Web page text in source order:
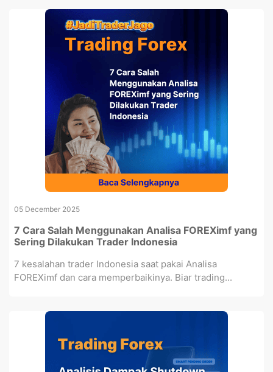
05 December 2025
7 Cara Salah Menggunakan Analisa FOREXimf yang
Sering Dilakukan Trader Indonesia
7 kesalahan trader Indonesia saat pakai Analisa
FOREXimf dan cara memperbaikinya. Biar trading...